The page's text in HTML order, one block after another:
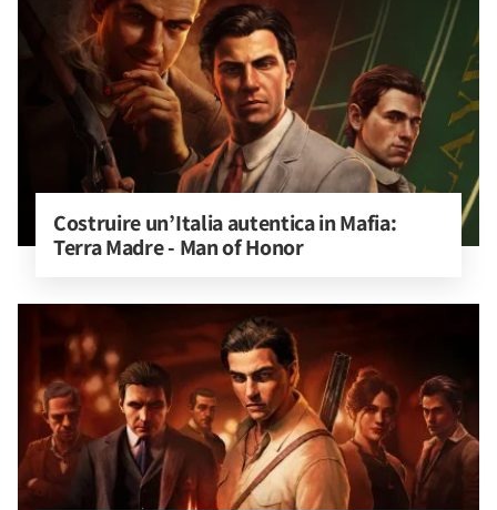
Costruire un’Italia autentica in Mafia:
Terra Madre - Man of Honor